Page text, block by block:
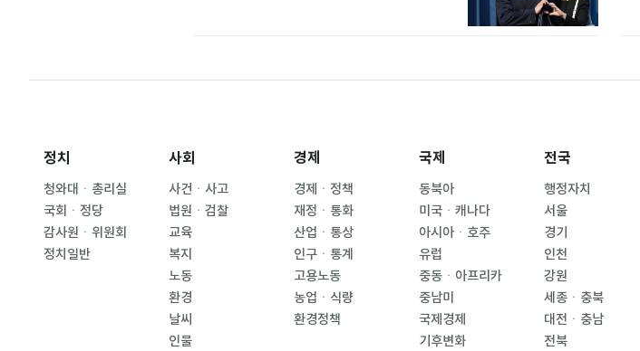
정치
청와대ㆍ총리실
국회ㆍ정당
감사원ㆍ위원회
정치일반
사회
사건ㆍ사고
법원ㆍ검찰
교육
복지
노동
환경
날씨
인물
경제
경제ㆍ정책
재정ㆍ통화
산업ㆍ통상
인구ㆍ통계
고용노동
농업ㆍ식량
환경정책
국제
동북아
미국ㆍ캐나다
아시아ㆍ호주
유럽
중동ㆍ아프리카
중남미
국제경제
기후변화
전국
행정자치
서울
경기
인천
강원
세종ㆍ충북
대전ㆍ충남
전북